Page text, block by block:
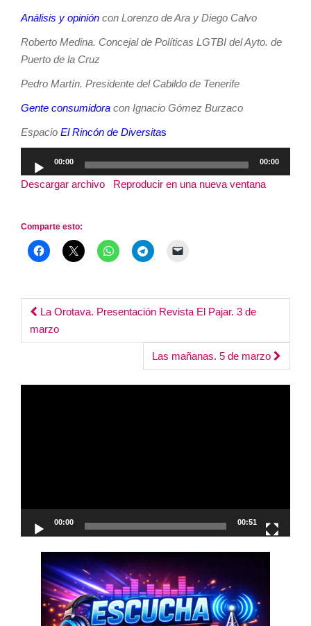
Análisis y opinión con Lorenzo de Ara y Diego Calvo
Roberto Medina. Concejal de Políticas LGTBI del Ayto. de
Puerto de la Cruz
Pedro Martín. Presidente del Cabildo de Tenerife
Gente consumidora con Ignacio Gómez Burzaco
Espacio El Rincón de Diversitas
de
audio
00:00 00:00
Descargar archivo Reproducir en una nueva ventana
Comparte esto:
Post
navigation
La Orotava. Presentación Revista El Pajar. 3 de
marzo
Las mañanas. 5 de marzo
00:00 00:51